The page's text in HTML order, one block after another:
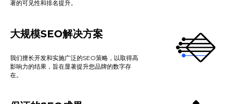
著的可见性和排名提升。
大规模SEO解决方案
我们擅长开发和实施广泛的SEO策略，以取得高
影响力的结果，旨在显著提升您品牌的数字存
在。